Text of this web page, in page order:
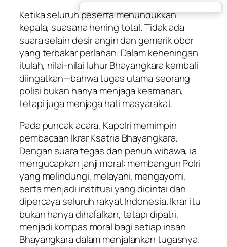
Ketika seluruh peserta menundukkan
kepala, suasana hening total. Tidak ada
suara selain desir angin dan gemerik obor
yang terbakar perlahan. Dalam keheningan
itulah, nilai-nilai luhur Bhayangkara kembali
diingatkan—bahwa tugas utama seorang
polisi bukan hanya menjaga keamanan,
tetapi juga menjaga hati masyarakat.
Pada puncak acara, Kapolri memimpin
pembacaan Ikrar Ksatria Bhayangkara.
Dengan suara tegas dan penuh wibawa, ia
mengucapkan janji moral: membangun Polri
yang melindungi, melayani, mengayomi,
serta menjadi institusi yang dicintai dan
dipercaya seluruh rakyat Indonesia. Ikrar itu
bukan hanya dihafalkan, tetapi dipatri,
menjadi kompas moral bagi setiap insan
Bhayangkara dalam menjalankan tugasnya.